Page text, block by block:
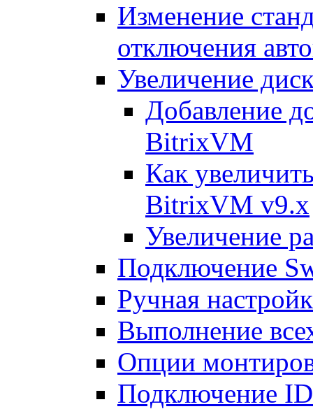
Изменение
отключения
Увеличение
Добавление
BitrixVM
Как
BitrixVM v9.x
Увеличение
Подключение
Ручная
Выполнение
Опции
Подключение